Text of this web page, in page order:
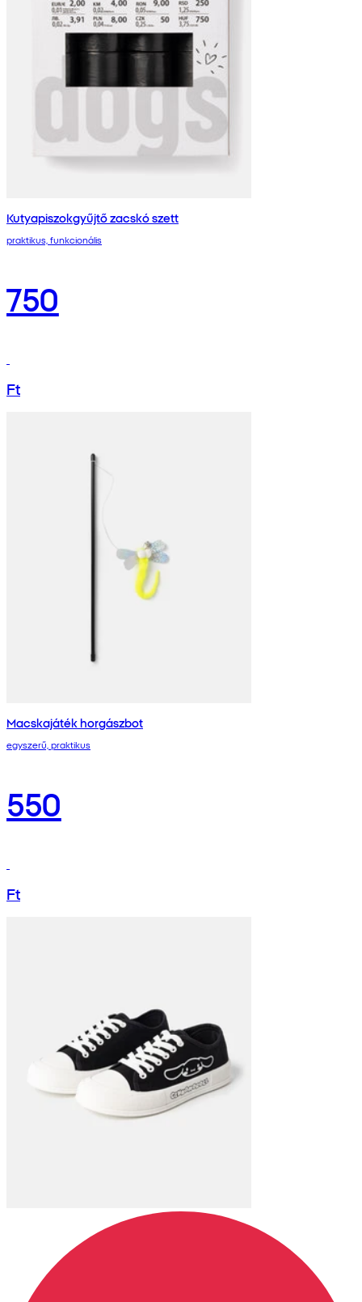
Kutyapiszokgyűjtő zacskó szett
praktikus, funkcionális
750
Ft
Macskajáték horgászbot
egyszerű, praktikus
550
Ft